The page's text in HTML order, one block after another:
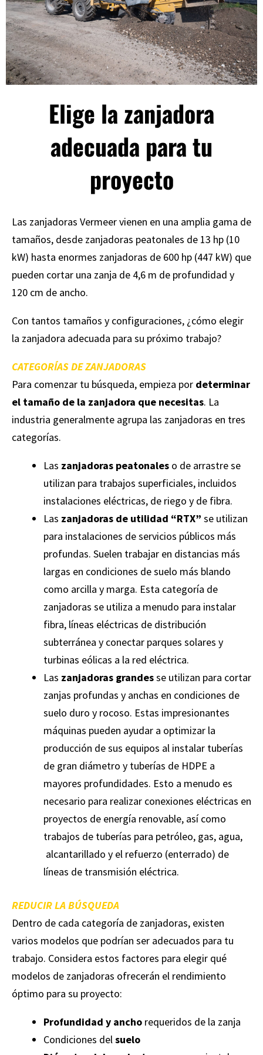
Elige la zanjadora
adecuada para tu
proyecto
Las zanjadoras Vermeer vienen en una amplia gama de
tamaños, desde zanjadoras peatonales de 13 hp (10
kW) hasta enormes zanjadoras de 600 hp (447 kW) que
pueden cortar una zanja de 4,6 m de profundidad y
120 cm de ancho.
Con tantos tamaños y configuraciones, ¿cómo elegir
la zanjadora adecuada para su próximo trabajo?
CATEGORÍAS DE ZANJADORAS
Para comenzar tu búsqueda, empieza por determinar
el tamaño de la zanjadora que necesitas. La
industria generalmente agrupa las zanjadoras en tres
categorías.
Las zanjadoras peatonales o de arrastre se
utilizan para trabajos superficiales, incluidos
instalaciones eléctricas, de riego y de fibra.
Las zanjadoras de utilidad “RTX” se utilizan
para instalaciones de servicios públicos más
profundas. Suelen trabajar en distancias más
largas en condiciones de suelo más blando
como arcilla y marga. Esta categoría de
zanjadoras se utiliza a menudo para instalar
fibra, líneas eléctricas de distribución
subterránea y conectar parques solares y
turbinas eólicas a la red eléctrica.
Las zanjadoras grandesse utilizan para cortar
zanjas profundas y anchas en condiciones de
suelo duro y rocoso. Estas impresionantes
máquinas pueden ayudar a optimizar la
producción de sus equipos al instalar tuberías
de gran diámetro y tuberías de HDPE a
mayores profundidades. Esto a menudo es
necesario para realizar conexiones eléctricas en
proyectos de energía renovable, así como
trabajos de tuberías para petróleo, gas, agua,
alcantarillado y el refuerzo (enterrado) de
líneas de transmisión eléctrica.
REDUCIR LA BÚSQUEDA
Dentro de cada categoría de zanjadoras, existen
varios modelos que podrían ser adecuados para tu
trabajo. Considera estos factores para elegir qué
modelos de zanjadoras ofrecerán el rendimiento
óptimo para su proyecto:
Profundidad y ancho requeridos de la zanja
Condiciones delsuelo